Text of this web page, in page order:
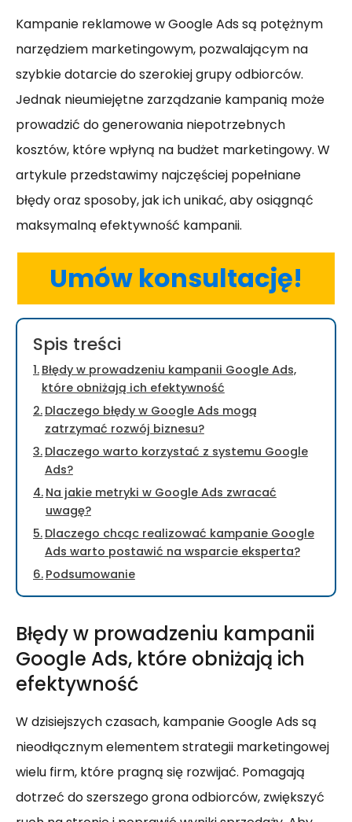
Kampanie reklamowe w Google Ads są potężnym
narzędziem marketingowym, pozwalającym na
szybkie dotarcie do szerokiej grupy odbiorców.
Jednak nieumiejętne zarządzanie kampanią może
prowadzić do generowania niepotrzebnych
kosztów, które wpłyną na budżet marketingowy. W
artykule przedstawimy najczęściej popełniane
błędy oraz sposoby, jak ich unikać, aby osiągnąć
maksymalną efektywność kampanii.
Umów konsultację!
Spis treści
Błędy w prowadzeniu kampanii Google Ads,
które obniżają ich efektywność
Dlaczego błędy w Google Ads mogą
zatrzymać rozwój biznesu?
Dlaczego warto korzystać z systemu Google
Ads?
Na jakie metryki w Google Ads zwracać
uwagę?
Dlaczego chcąc realizować kampanie Google
Ads warto postawić na wsparcie eksperta?
Podsumowanie
Błędy w prowadzeniu kampanii
Google Ads, które obniżają ich
efektywność
W dzisiejszych czasach, kampanie Google Ads są
nieodłącznym elementem strategii marketingowej
wielu firm, które pragną się rozwijać. Pomagają
dotrzeć do szerszego grona odbiorców, zwiększyć